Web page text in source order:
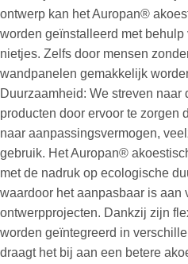
ontwerp kan het Auropan®
worden geïnstalleerd met
nietjes. Zelfs door mensen
wandpanelen gemakkelijk
Duurzaamheid: We streven
producten door ervoor te zorgen
naar aanpassingsvermogen,
gebruik. Het Auropan®
met de nadruk op ecologische
waardoor het aanpasbaar is aan
ontwerpprojecten. Dankzij zijn
worden geïntegreerd in
draagt het bij aan een betere